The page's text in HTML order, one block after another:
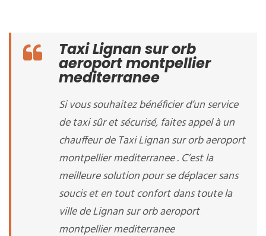
Taxi Lignan sur orb
aeroport montpellier
mediterranee
Si vous souhaitez bénéficier d’un service
de taxi sûr et sécurisé, faites appel à un
chauffeur de Taxi Lignan sur orb aeroport
montpellier mediterranee . C’est la
meilleure solution pour se déplacer sans
soucis et en tout confort dans toute la
ville de Lignan sur orb aeroport
montpellier mediterranee